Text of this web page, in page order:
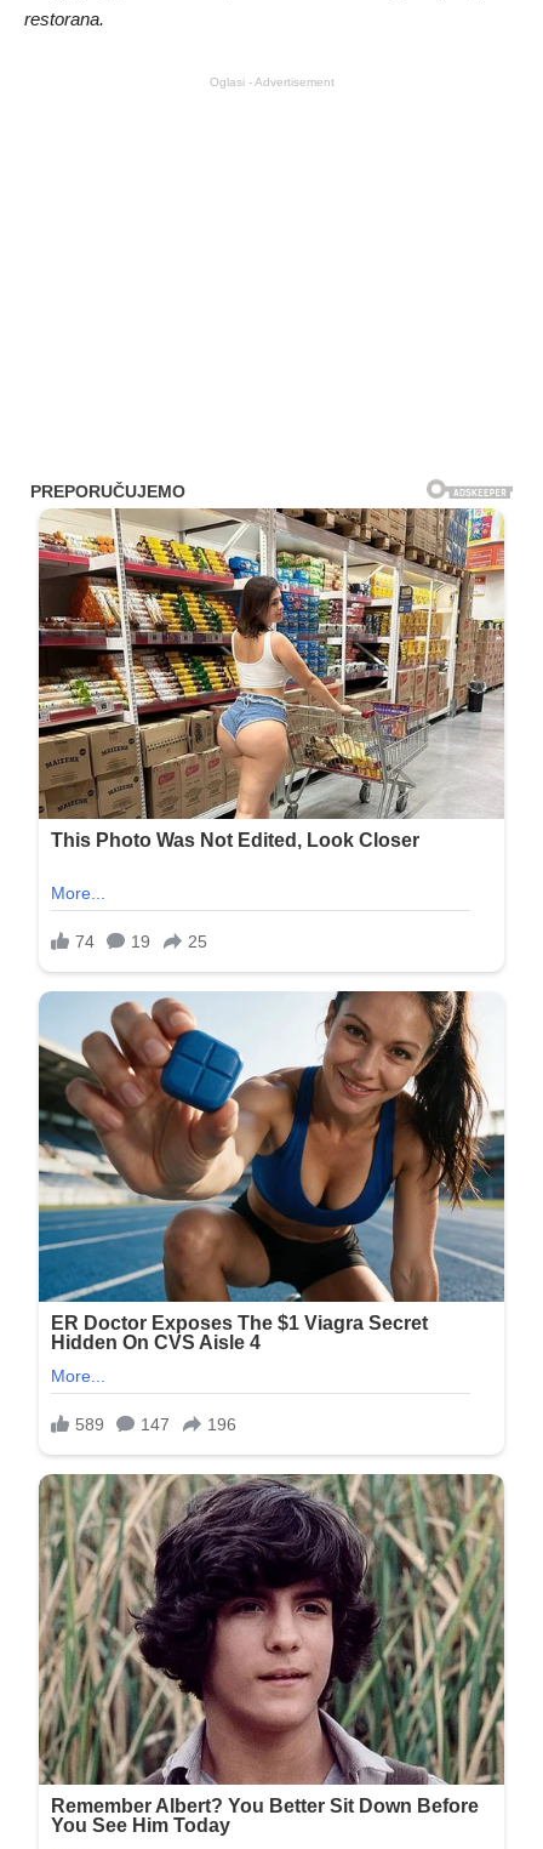
restorana.
Oglasi - Advertisement